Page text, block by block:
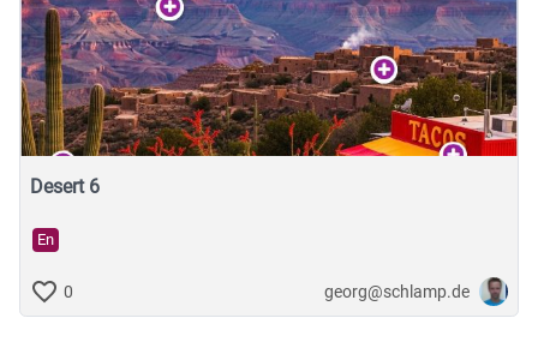
Desert 6
En
0 georg@schlamp.de